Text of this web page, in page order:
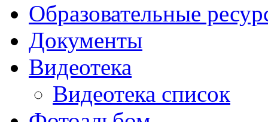
Образовательные
Документы
Видеотека
Видеотека список